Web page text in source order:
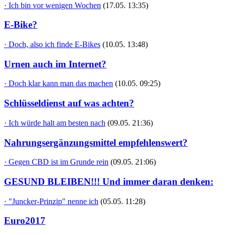
· Ich bin vor wenigen Wochen (17.05. 13:35)
E-Bike?
· Doch, also ich finde E-Bikes (10.05. 13:48)
Urnen auch im Internet?
· Doch klar kann man das machen (10.05. 09:25)
Schlüsseldienst auf was achten?
· Ich würde halt am besten nach (09.05. 21:36)
Nahrungsergänzungsmittel empfehlenswert?
· Gegen CBD ist im Grunde rein (09.05. 21:06)
GESUND BLEIBEN!!! Und immer daran denken:
· "Juncker-Prinzip" nenne ich (05.05. 11:28)
Euro2017